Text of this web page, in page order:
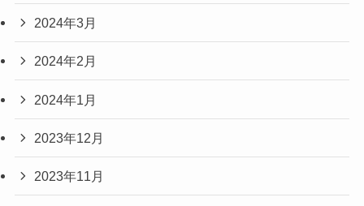
2024年3月
2024年2月
2024年1月
2023年12月
2023年11月